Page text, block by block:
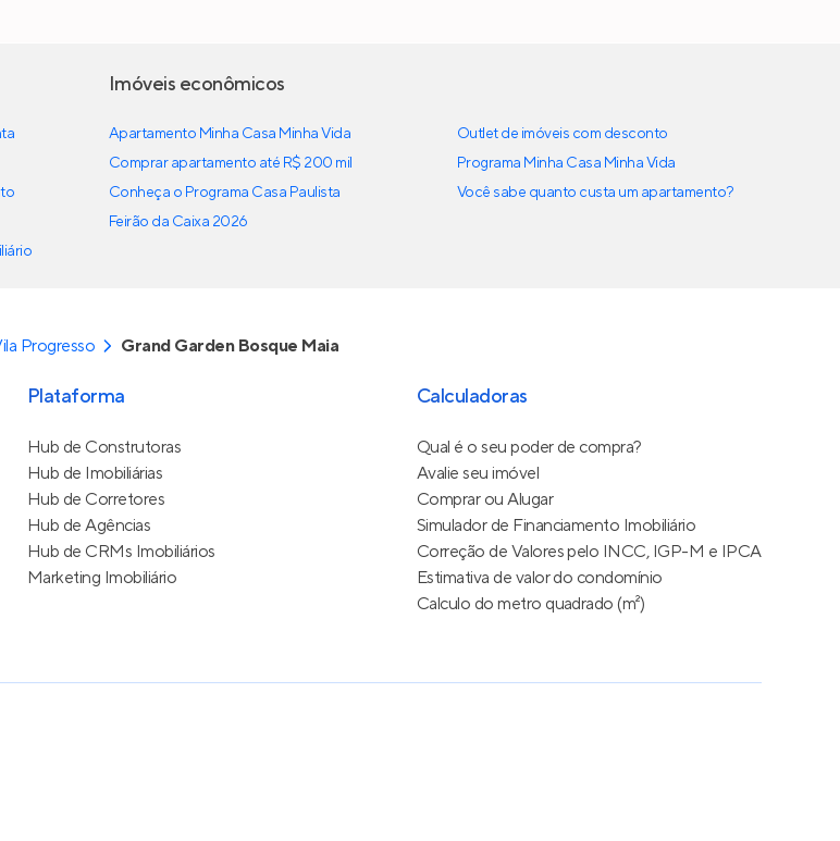
Imóveis econômicos
Apartamento Minha Casa Minha Vida
Comprar apartamento até R$ 200 mil
Conheça o Programa Casa Paulista
Feirão da Caixa 2026
Outlet de imóveis com desconto
Programa Minha Casa Minha Vida
Você sabe quanto custa um apartamento?
Progresso Grand Garden Bosque Maia
Plataforma
Hub de Construtoras
Hub de Imobiliárias
Hub de Corretores
Hub de Agências
Hub de CRMs Imobiliários
Marketing Imobiliário
Calculadoras
Qual é o seu poder de compra?
Avalie seu imóvel
Comprar ou Alugar
Simulador de Financiamento Imobiliário
Correção de Valores pelo INCC, IGP-M e IPCA
Estimativa de valor do condomínio
Calculo do metro quadrado (m²)